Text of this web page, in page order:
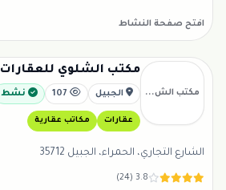
افتح صفحة النشاط
مكتب الش...
مكتب الشلوي للعقارات
الجبيل نشط
عقارات مكاتب عقارية
الشارع التجاري، الحمراء، الجبيل 35712
3.8 (24)